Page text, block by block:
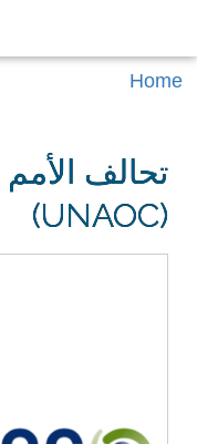
Home
تحالف
(UNAOC)